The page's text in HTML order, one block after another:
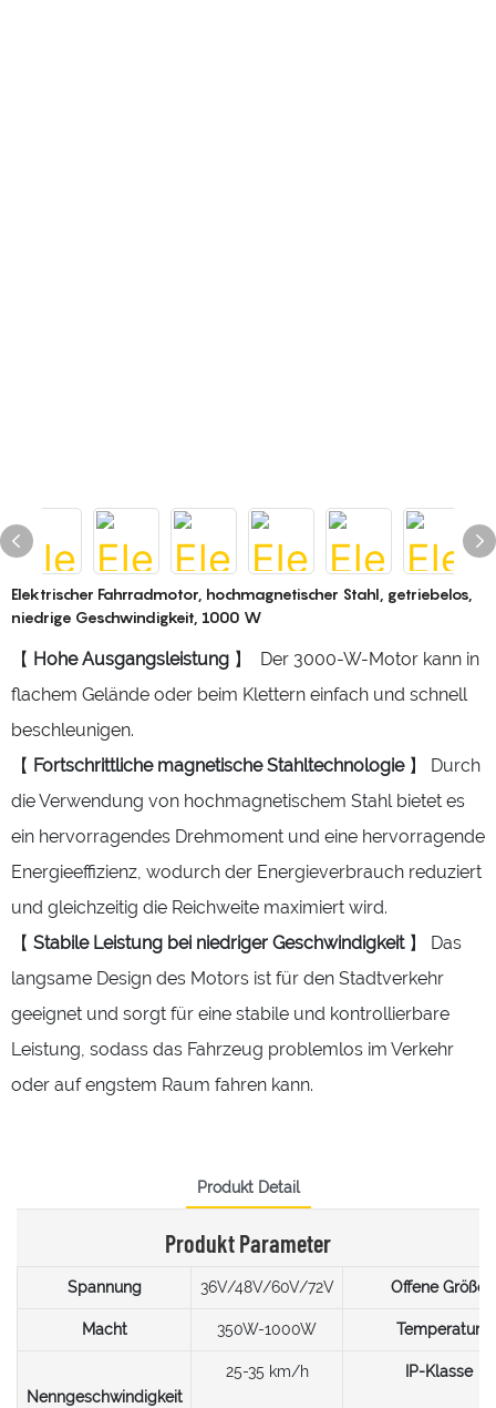
Elektrischer Fahrradmotor, hochmagnetischer Stahl, getriebelos,
niedrige Geschwindigkeit, 1000 W
【 Hohe Ausgangsleistung 】
Der 3000-W-Motor kann in
flachem Gelände oder beim Klettern einfach und schnell
beschleunigen.
【 Fortschrittliche magnetische Stahltechnologie 】 Durch
die Verwendung von hochmagnetischem Stahl bietet es
ein hervorragendes Drehmoment und eine hervorragende
Energieeffizienz, wodurch der Energieverbrauch reduziert
und gleichzeitig die Reichweite maximiert wird.
【 Stabile Leistung bei niedriger Geschwindigkeit 】 Das
langsame Design des Motors ist für den Stadtverkehr
geeignet und sorgt für eine stabile und kontrollierbare
Leistung, sodass das Fahrzeug problemlos im Verkehr
oder auf engstem Raum fahren kann.
Produkt Detail
Produkt Parameter
Spannung 36V/48V/60V/72V Offene Größe
Macht 350W-1000W Temperatur
Nenngeschwindigkeit
25-35 km/h IP-Klasse